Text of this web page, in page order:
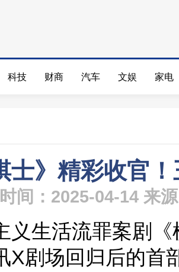
科技 财商 汽车 文娱 家电
士》精彩收官
间：2025-04-14 来
义生活流罪案剧
X剧场回归后的首